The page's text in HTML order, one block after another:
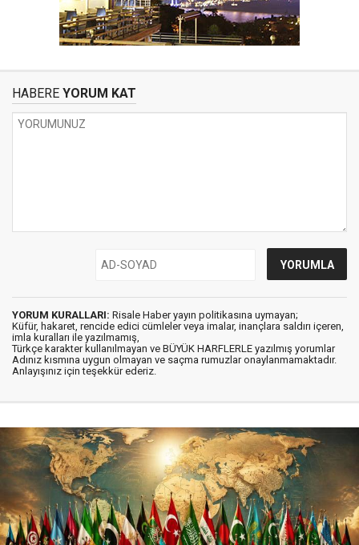
HABERE YORUM KAT
YORUM KURALLARI: Risale Haber yayın politikasına uymayan;
Küfür, hakaret, rencide edici cümleler veya imalar, inançlara saldırı içeren,
imla kuralları ile yazılmamış,
Türkçe karakter kullanılmayan ve BÜYÜK HARFLERLE yazılmış yorumlar
Adınız kısmına uygun olmayan ve saçma rumuzlar onaylanmamaktadır.
Anlayışınız için teşekkür ederiz.